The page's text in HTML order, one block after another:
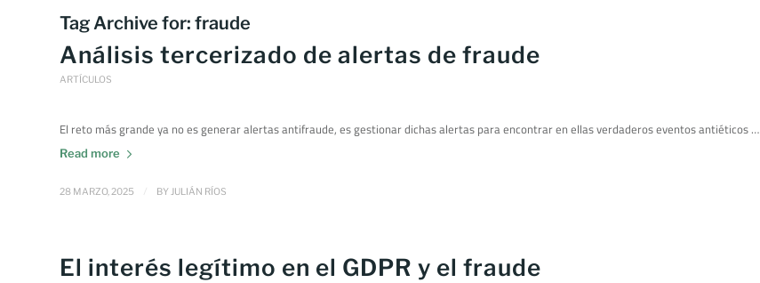
Tag Archive for: fraude
Análisis tercerizado de alertas de fraude
ARTÍCULOS
El reto más grande ya no es generar alertas antifraude, es gestionar dichas alertas para encontrar en ellas verdaderos eventos antiéticos …
Read more
28 MARZO, 2025 BYJULIÁN RÍOS
El interés legítimo en el GDPR y el fraude